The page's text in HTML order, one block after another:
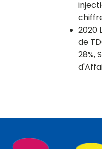
2020
de
28%,